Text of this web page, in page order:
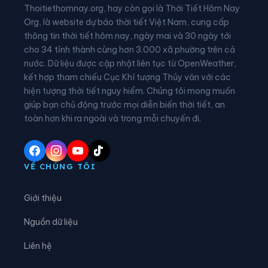
Xã Cư Yang Xã Cuôr Đăng
Xã Đắk Liêng Xã Đắk Phơi
Xã Dang Kang Xã Dliê Ya
Xã Đồng Xuân Xã Dray Bhăng
Xã Đức Bình Xã Dur Kmăl
Xã Ea Bá
Xã Ea Drăng
Thoitiethomnay.org, hay còn gọi là Thời Tiết Hôm Nay
Org, là website dự báo thời tiết Việt Nam, cung cấp
thông tin thời tiết hôm nay, ngày mai và 30 ngày tới
cho 34 tỉnh thành cùng hơn 3.000 xã phường trên cả
nước. Dữ liệu được cập nhật liên tục từ OpenWeather,
kết hợp tham chiếu Cục Khí tượng Thủy văn với các
hiện tượng thời tiết nguy hiểm. Chúng tôi mong muốn
giúp bạn chủ động trước mọi diễn biến thời tiết, an
toàn hơn khi ra ngoài và trong mỗi chuyến đi.
VỀ CHÚNG TÔI
Giới thiệu
Nguồn dữ liệu
Liên hệ